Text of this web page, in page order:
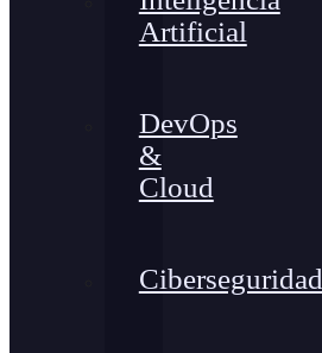
Artificial
DevOps
&
Cloud
Ciberseguridad